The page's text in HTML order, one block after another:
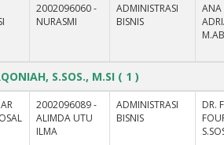
2002096060 -
NURASMI
ADMINISTRASI
BISNIS
S.SOS., M.SI ( 1 )
2002096089 -
ALIMDA UTU
ILMA
ADMINISTRASI
BISNIS
DR.